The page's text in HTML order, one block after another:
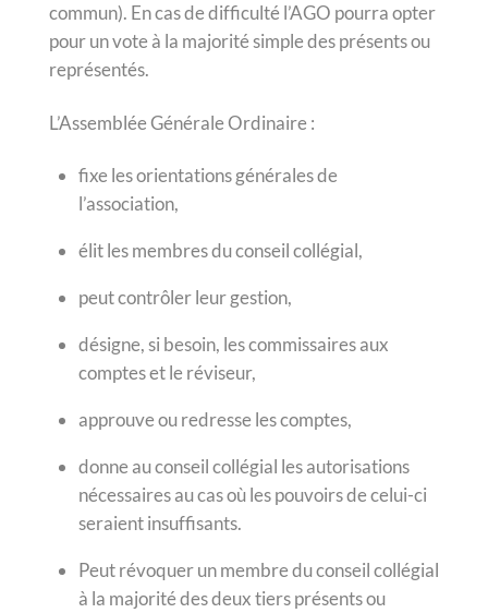
commun). En cas de difficulté l’AGO pourra opter
pour un vote à la majorité simple des présents ou
représentés.
L’Assemblée Générale Ordinaire :
fixe les orientations générales de
l’association,
élit les membres du conseil collégial,
peut contrôler leur gestion,
désigne, si besoin, les commissaires aux
comptes et le réviseur,
approuve ou redresse les comptes,
donne au conseil collégial les autorisations
nécessaires au cas où les pouvoirs de celui-ci
seraient insuffisants.
Peut révoquer un membre du conseil collégial
à la majorité des deux tiers présents ou